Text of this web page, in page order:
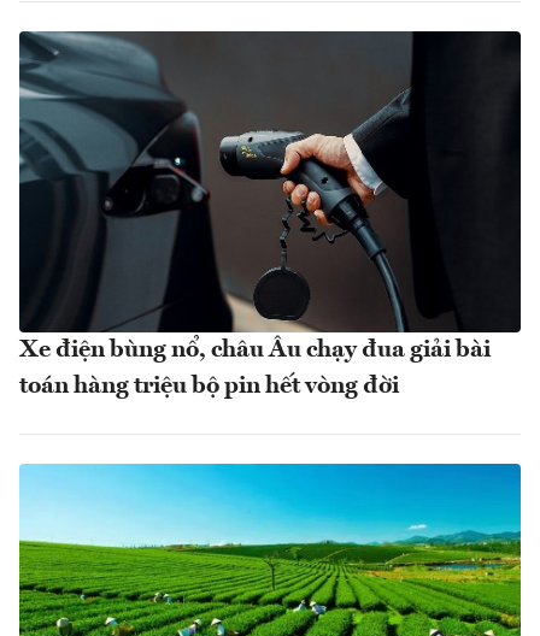
Xe điện bùng nổ, châu Âu chạy đua giải bài
toán hàng triệu bộ pin hết vòng đời